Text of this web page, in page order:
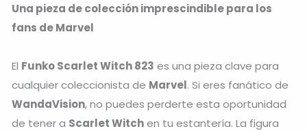
Una pieza de colección imprescindible para los
fans de Marvel
El Funko Scarlet Witch 823 es una pieza clave para
cualquier coleccionista de Marvel. Si eres fanático de
WandaVision, no puedes perderte esta oportunidad
de tener a Scarlet Witchen tu estantería. La figura